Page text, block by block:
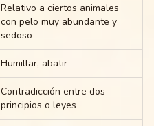
Relativo a ciertos animales
con pelo muy abundante y
sedoso
Humillar, abatir
Contradicción entre dos
principios o leyes